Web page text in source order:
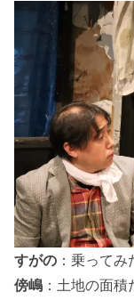
すがの ：乗ってみ
傍嶋 ：土地の面